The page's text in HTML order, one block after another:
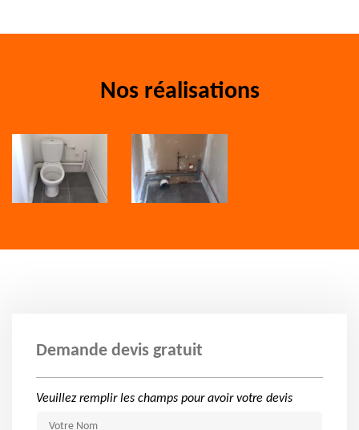
Nos réalisations
Demande devis gratuit
Veuillez remplir les champs pour avoir votre devis